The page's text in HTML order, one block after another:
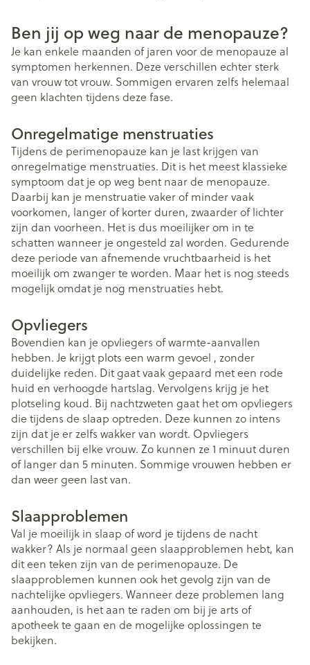
Ben jij op weg naar de menopauze?
Je kan enkele maanden of jaren voor de menopauze al
symptomen herkennen. Deze verschillen echter sterk
van vrouw tot vrouw. Sommigen ervaren zelfs helemaal
geen klachten tijdens deze fase.
Onregelmatige menstruaties
Tijdens de perimenopauze kan je last krijgen van
onregelmatige menstruaties. Dit is het meest klassieke
symptoom dat je op weg bent naar de menopauze.
Daarbij kan je menstruatie vaker of minder vaak
voorkomen, langer of korter duren, zwaarder of lichter
zijn dan voorheen. Het is dus moeilijker om in te
schatten wanneer je ongesteld zal worden. Gedurende
deze periode van afnemende vruchtbaarheid is het
moeilijk om zwanger te worden. Maar het is nog steeds
mogelijk omdat je nog menstruaties hebt.
Opvliegers
Bovendien kan je opvliegers of warmte-aanvallen
hebben. Je krijgt plots een warm gevoel , zonder
duidelijke reden. Dit gaat vaak gepaard met een rode
huid en verhoogde hartslag. Vervolgens krijg je het
plotseling koud. Bij nachtzweten gaat het om opvliegers
die tijdens de slaap optreden. Deze kunnen zo intens
zijn dat je er zelfs wakker van wordt. Opvliegers
verschillen bij elke vrouw. Zo kunnen ze 1 minuut duren
of langer dan 5 minuten. Sommige vrouwen hebben er
dan weer geen last van.
Slaapproblemen
Val je moeilijk in slaap of word je tijdens de nacht
wakker? Als je normaal geen slaapproblemen hebt, kan
dit een teken zijn van de perimenopauze. De
slaapproblemen kunnen ook het gevolg zijn van de
nachtelijke opvliegers. Wanneer deze problemen lang
aanhouden, is het aan te raden om bij je arts of
apotheek te gaan en de mogelijke oplossingen te
bekijken.